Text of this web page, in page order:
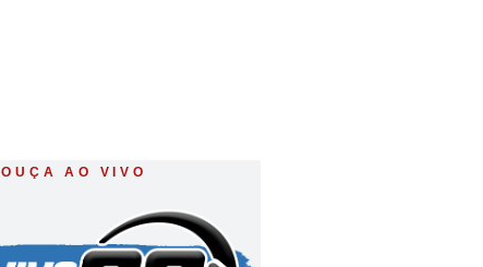
OUÇA AO VIVO